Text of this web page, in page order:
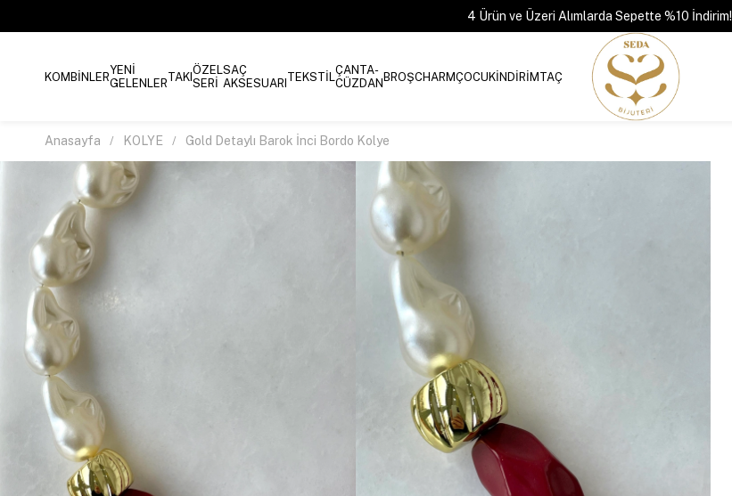
4 Ürün ve Üzeri Alımlarda Sepette %10 İndirim!
KOMBİNLERYENİ
GELENLERTAKIÖZEL
SERİ
SAÇ
AKSESUARI TEKSTİLÇANTA-
CÜZDANBROŞCHARMÇOCUKİNDİRİMTAÇ
Anasayfa KOLYE Gold Detaylı Barok İnci Bordo Kolye